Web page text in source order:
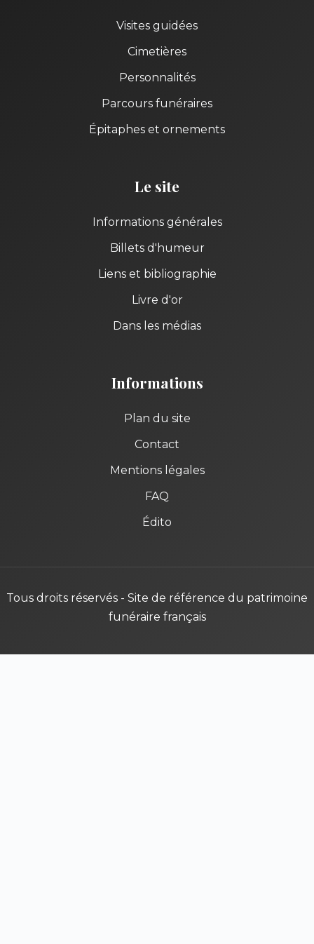
Visites guidées
Cimetières
Personnalités
Parcours funéraires
Épitaphes et ornements
Le site
Informations générales
Billets d'humeur
Liens et bibliographie
Livre d'or
Dans les médias
Informations
Plan du site
Contact
Mentions légales
FAQ
Édito
Tous droits réservés - Site de référence du patrimoine
funéraire français